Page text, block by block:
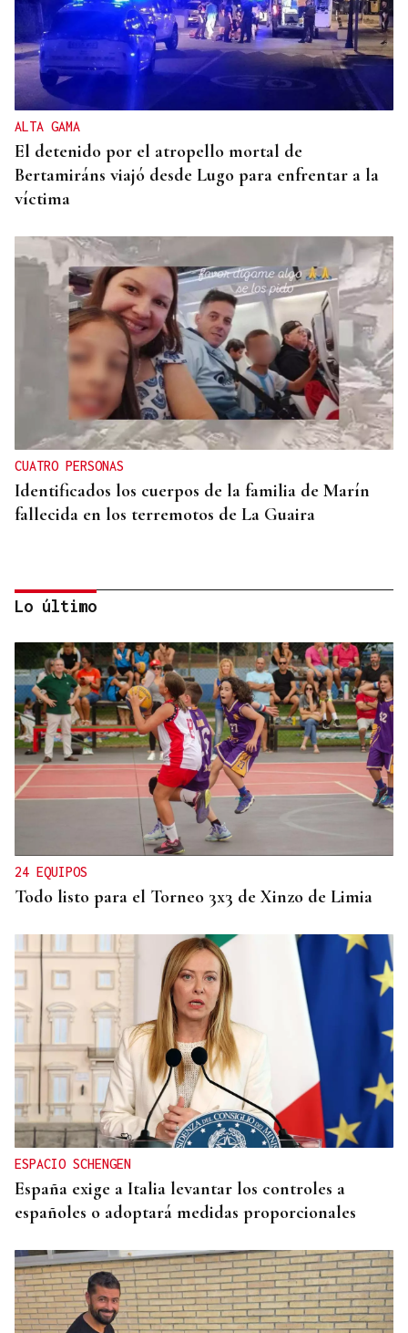
ALTA GAMA
El detenido por el atropello mortal de
Bertamiráns viajó desde Lugo para enfrentar a la
víctima
CUATRO PERSONAS
Identificados los cuerpos de la familia de Marín
fallecida en los terremotos de La Guaira
PROTOCOLO DE VIGILANCIA
Galicia vigila a los contactos del contagiado
franco-argentino por hantavirus
Lo último
24 EQUIPOS
Todo listo para el Torneo 3x3 de Xinzo de Limia
ESPACIO SCHENGEN
España exige a Italia levantar los controles a
españoles o adoptará medidas proporcionales